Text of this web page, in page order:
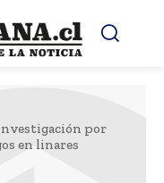
por
en linares